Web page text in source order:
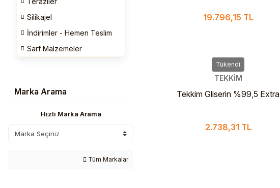
Silikajel
İndirimler - Hemen Teslim
Sarf Malzemeler
Marka Arama
Hızlı Marka Arama
Tüm Markalar
19.796,15 TL
Tükendi
TEKKİM
Tekkim Gliserin %99,5 Extra
2.738,31 TL